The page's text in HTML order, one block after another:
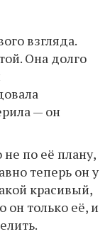
взгляда.
Она долго
— он
по её плану,
теперь он у
красивый,
он только её, и